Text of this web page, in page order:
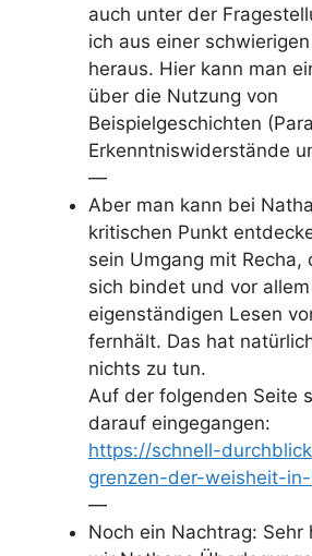
auch unter der
ich aus einer
heraus. Hier kann man
über die Nutzung von
Beispielgeschichten
Erkenntniswiderstände
—
Aber man kann bei
kritischen Punkt
sein Umgang mit Recha,
sich bindet und vor
eigenständigen Lesen
fernhält. Das hat
nichts zu tun.
Auf der folgenden Seite
darauf eingegangen:
https://schnell-
grenzen-der-weisheit-
—
Noch ein Nachtrag: Sehr